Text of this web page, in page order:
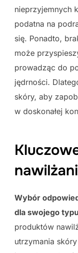
nieprzyjemnych
podatna na
się. Ponadto,
może
prowadząc do
jędrności.
skóry, aby
w doskonałej
Wybór
dla swojego
produktów
utrzymania